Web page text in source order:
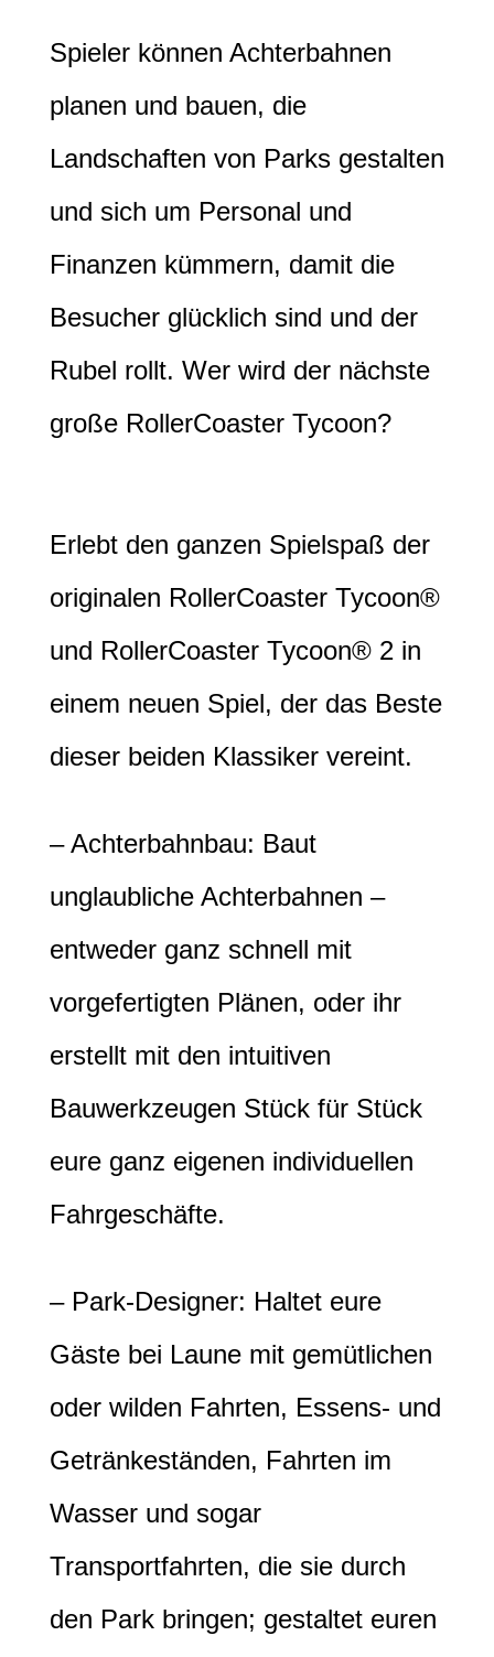
Spieler können Achterbahnen
planen und bauen, die
Landschaften von Parks gestalten
und sich um Personal und
Finanzen kümmern, damit die
Besucher glücklich sind und der
Rubel rollt. Wer wird der nächste
große RollerCoaster Tycoon?
Erlebt den ganzen Spielspaß der
originalen RollerCoaster Tycoon®
und RollerCoaster Tycoon® 2 in
einem neuen Spiel, der das Beste
dieser beiden Klassiker vereint.
– Achterbahnbau: Baut
unglaubliche Achterbahnen –
entweder ganz schnell mit
vorgefertigten Plänen, oder ihr
erstellt mit den intuitiven
Bauwerkzeugen Stück für Stück
eure ganz eigenen individuellen
Fahrgeschäfte.
– Park-Designer: Haltet eure
Gäste bei Laune mit gemütlichen
oder wilden Fahrten, Essens- und
Getränkeständen, Fahrten im
Wasser und sogar
Transportfahrten, die sie durch
den Park bringen; gestaltet euren